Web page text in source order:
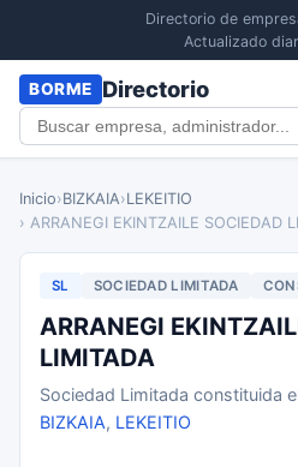
Directorio de
Actualizado
BORME Directorio
Inicio›BIZKAIA›LEKEITIO
› ARRANEGI EKINTZAILE SOCIEDAD
SL SOCIEDAD LIMITADA
ARRANEGI
LIMITADA
Sociedad Limitada constituida
BIZKAIA, LEKEITIO